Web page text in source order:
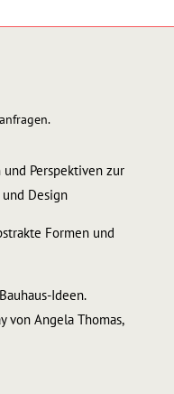
anfragen.
Perspektiven zur
Design
Formen und
Ideen.
von Angela Thomas,